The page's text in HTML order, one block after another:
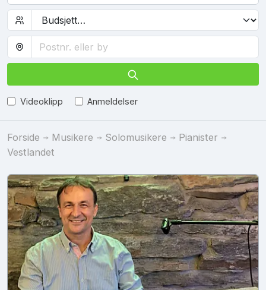
Videoklipp Anmeldelser
Forside Musikere Solomusikere
Pianister
Vestlandet